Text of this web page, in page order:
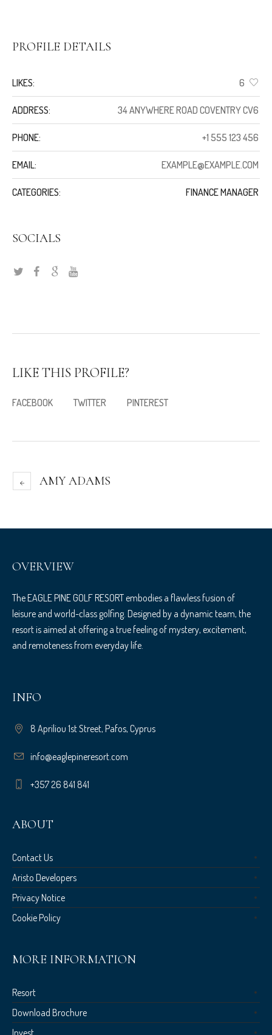
PROFILE DETAILS
LIKES: 6
ADDRESS: 34 ANYWHERE ROAD COVENTRY CV6
PHONE: +1 555 123 456
EMAIL: EXAMPLE@EXAMPLE.COM
CATEGORIES: FINANCE MANAGER
SOCIALS
LIKE THIS PROFILE?
FACEBOOK TWITTER PINTEREST
AMY ADAMS
OVERVIEW
The EAGLE PINE GOLF RESORT embodies a flawless fusion of
leisure and world-class golfing. Designed by a dynamic team, the
resort is aimed at offering a true feeling of mystery, excitement,
and remoteness from everyday life.
INFO
8 Apriliou 1st Street, Pafos, Cyprus
info@eaglepineresort.com
+357 26 841 841
ABOUT
Contact Us
Aristo Developers
Privacy Notice
Cookie Policy
MORE INFORMATION
Resort
Download Brochure